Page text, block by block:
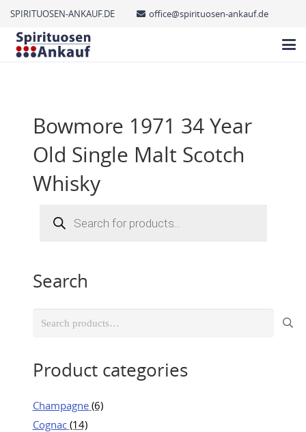
SPIRITUOSEN-ANKAUF.DE office@spirituosen-ankauf.de
Bowmore 1971 34 Year
Old Single Malt Scotch
Whisky
search
Search
Search
Product categories
Champagne (6)
Cognac (14)